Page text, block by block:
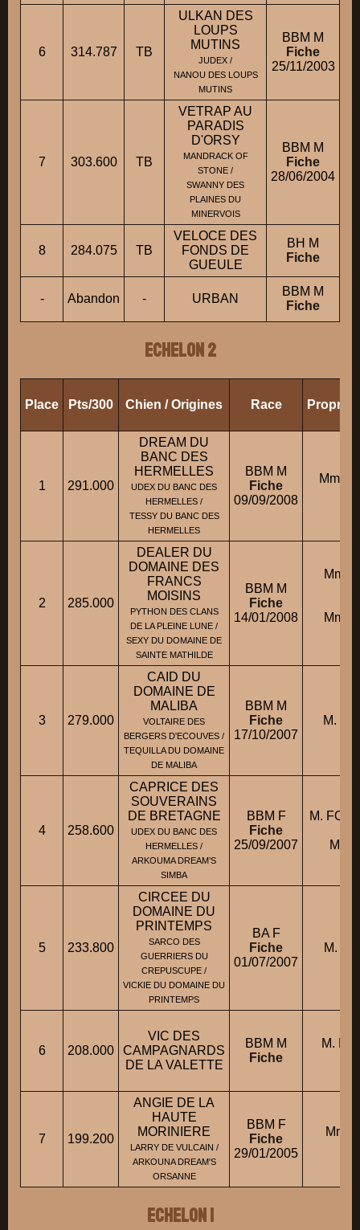
6 314.787 TB
ULKAN DES
LOUPS
MUTINS
JUDEX /
NANOU DES LOUPS
MUTINS
BBM M
Fiche
25/11/2003
7 303.600 TB
VETRAP AU
PARADIS
D'ORSY
MANDRACK OF
STONE /
SWANNY DES
PLAINES DU
MINERVOIS
BBM M
Fiche
28/06/2004
8 284.075 TB
VELOCE DES
FONDS DE
GUEULE
BH M
Fiche
- Abandon - URBAN
BBM M
Fiche
ECHELON 2
Place Pts/300 Chien / Origines Race
1 291.000
DREAM DU
BANC DES
HERMELLES
UDEX DU BANC DES
HERMELLES /
TESSY DU BANC DES
HERMELLES
BBM M
Fiche
09/09/2008
Mme
2 285.000
DEALER DU
DOMAINE DES
FRANCS
MOISINS
PYTHON DES CLANS
DE LA PLEINE LUNE /
SEXY DU DOMAINE DE
SAINTE MATHILDE
BBM M
Fiche
14/01/2008
Mme
Mme
3 279.000
CAID DU
DOMAINE DE
MALIBA
VOLTAIRE DES
BERGERS D'ECOUVES /
TEQUILLA DU DOMAINE
DE MALIBA
BBM M
Fiche
17/10/2007
M.
4 258.600
CAPRICE DES
SOUVERAINS
DE BRETAGNE
UDEX DU BANC DES
HERMELLES /
ARKOUMA DREAM’S
SIMBA
BBM F
Fiche
25/09/2007
M.
M.
5 233.800
CIRCEE DU
DOMAINE DU
PRINTEMPS
SARCO DES
GUERRIERS DU
CREPUSCUPE /
VICKIE DU DOMAINE DU
PRINTEMPS
BA F
Fiche
01/07/2007
M.
6 208.000
VIC DES
CAMPAGNARDS
DE LA VALETTE
BBM M
Fiche
M.
7 199.200
ANGIE DE LA
HAUTE
MORINIERE
LARRY DE VULCAIN /
ARKOUNA DREAM'S
ORSANNE
BBM F
Fiche
29/01/2005
Mme
ECHELON 1